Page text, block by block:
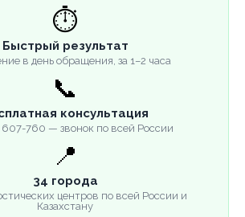
⏱️
Быстрый результат
в день обращения, за 1–2 часа
📞
консультация
607-760 — звонок по всей России
📍
34 города
центров по всей России и
Казахстану